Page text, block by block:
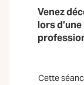
Venez
lors
Cette